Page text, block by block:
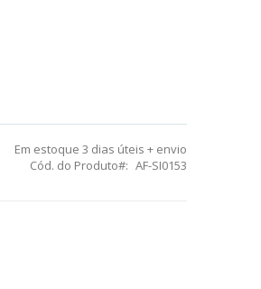
Em estoque 3 dias úteis + envio
Cód. do Produto
AF-SI0153